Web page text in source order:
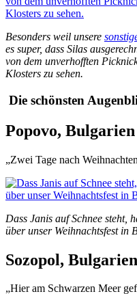
Besonders weil unsere
es super, dass Silas
von dem unverhofften
Klosters zu sehen.
Die schönsten
Popovo, Bulgarien
„Zwei Tage nach
Dass Janis auf Schnee steht,
über unser Weihnachtsfest in
Sozopol, Bulgarien
„Hier am Schwarzen Meer